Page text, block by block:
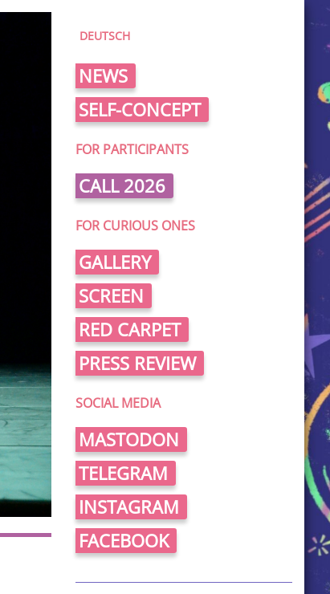
DEUTSCH
NEWS
SELF-CONCEPT
FOR PARTICIPANTS
CALL 2026
FOR CURIOUS ONES
GALLERY
SCREEN
RED CARPET
PRESS REVIEW
SOCIAL MEDIA
MASTODON
TELEGRAM
INSTAGRAM
FACEBOOK